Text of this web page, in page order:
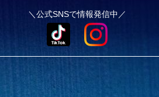
＼公式SNSで情報発信中／